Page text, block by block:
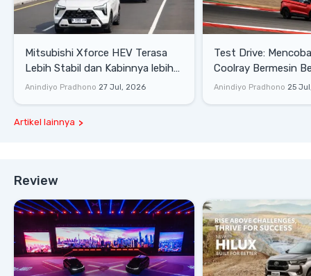
Mitsubishi Xforce HEV Terasa
Lebih Stabil dan Kabinnya lebih
Senyap
Anindiyo Pradhono 27 Jul, 2026
Test Drive: Mencoba Geely
Coolray Bermesin
di Sirkuit Mandalika
Anindiyo Pradhono 25
Artikel lainnya
Review